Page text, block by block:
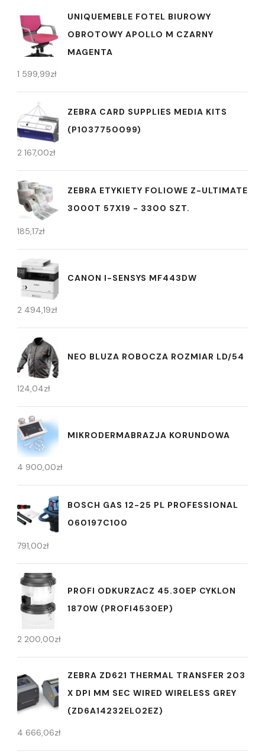
UNIQUEMEBLE FOTEL BIUROWY
OBROTOWY APOLLO M CZARNY
MAGENTA
1 599,99zł
ZEBRA CARD SUPPLIES MEDIA KITS
(P1037750099)
2 167,00zł
ZEBRA ETYKIETY FOLIOWE Z-ULTIMATE
3000T 57X19 - 3300 SZT.
185,17zł
CANON I-SENSYS MF443DW
2 494,19zł
NEO BLUZA ROBOCZA ROZMIAR LD/54
124,04zł
MIKRODERMABRAZJA KORUNDOWA
4 900,00zł
BOSCH GAS 12-25 PL PROFESSIONAL
060197C100
791,00zł
PROFI ODKURZACZ 45.30EP CYKLON
1870W (PROFI4530EP)
2 200,00zł
ZEBRA ZD621 THERMAL TRANSFER 203
X DPI MM SEC WIRED WIRELESS GREY
(ZD6A14232EL02EZ)
4 666,06zł